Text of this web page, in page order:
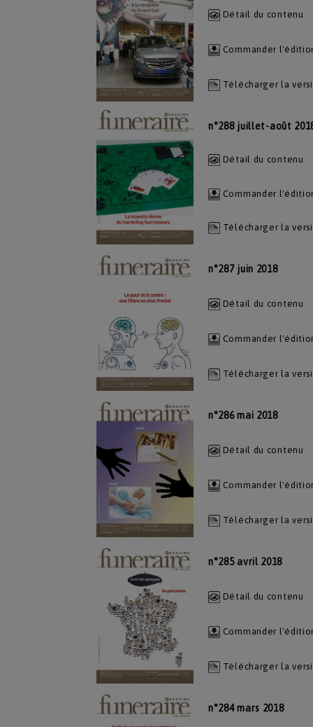
Détail du contenu
Commander
Télécharger la
n°288 juillet-août
Détail du contenu
Commander
Télécharger la
n°287 juin 2018
Détail du contenu
Commander
Télécharger la
n°286 mai 2018
Détail du contenu
Commander
Télécharger la
n°285 avril 2018
Détail du contenu
Commander
Télécharger la
n°284 mars 2018